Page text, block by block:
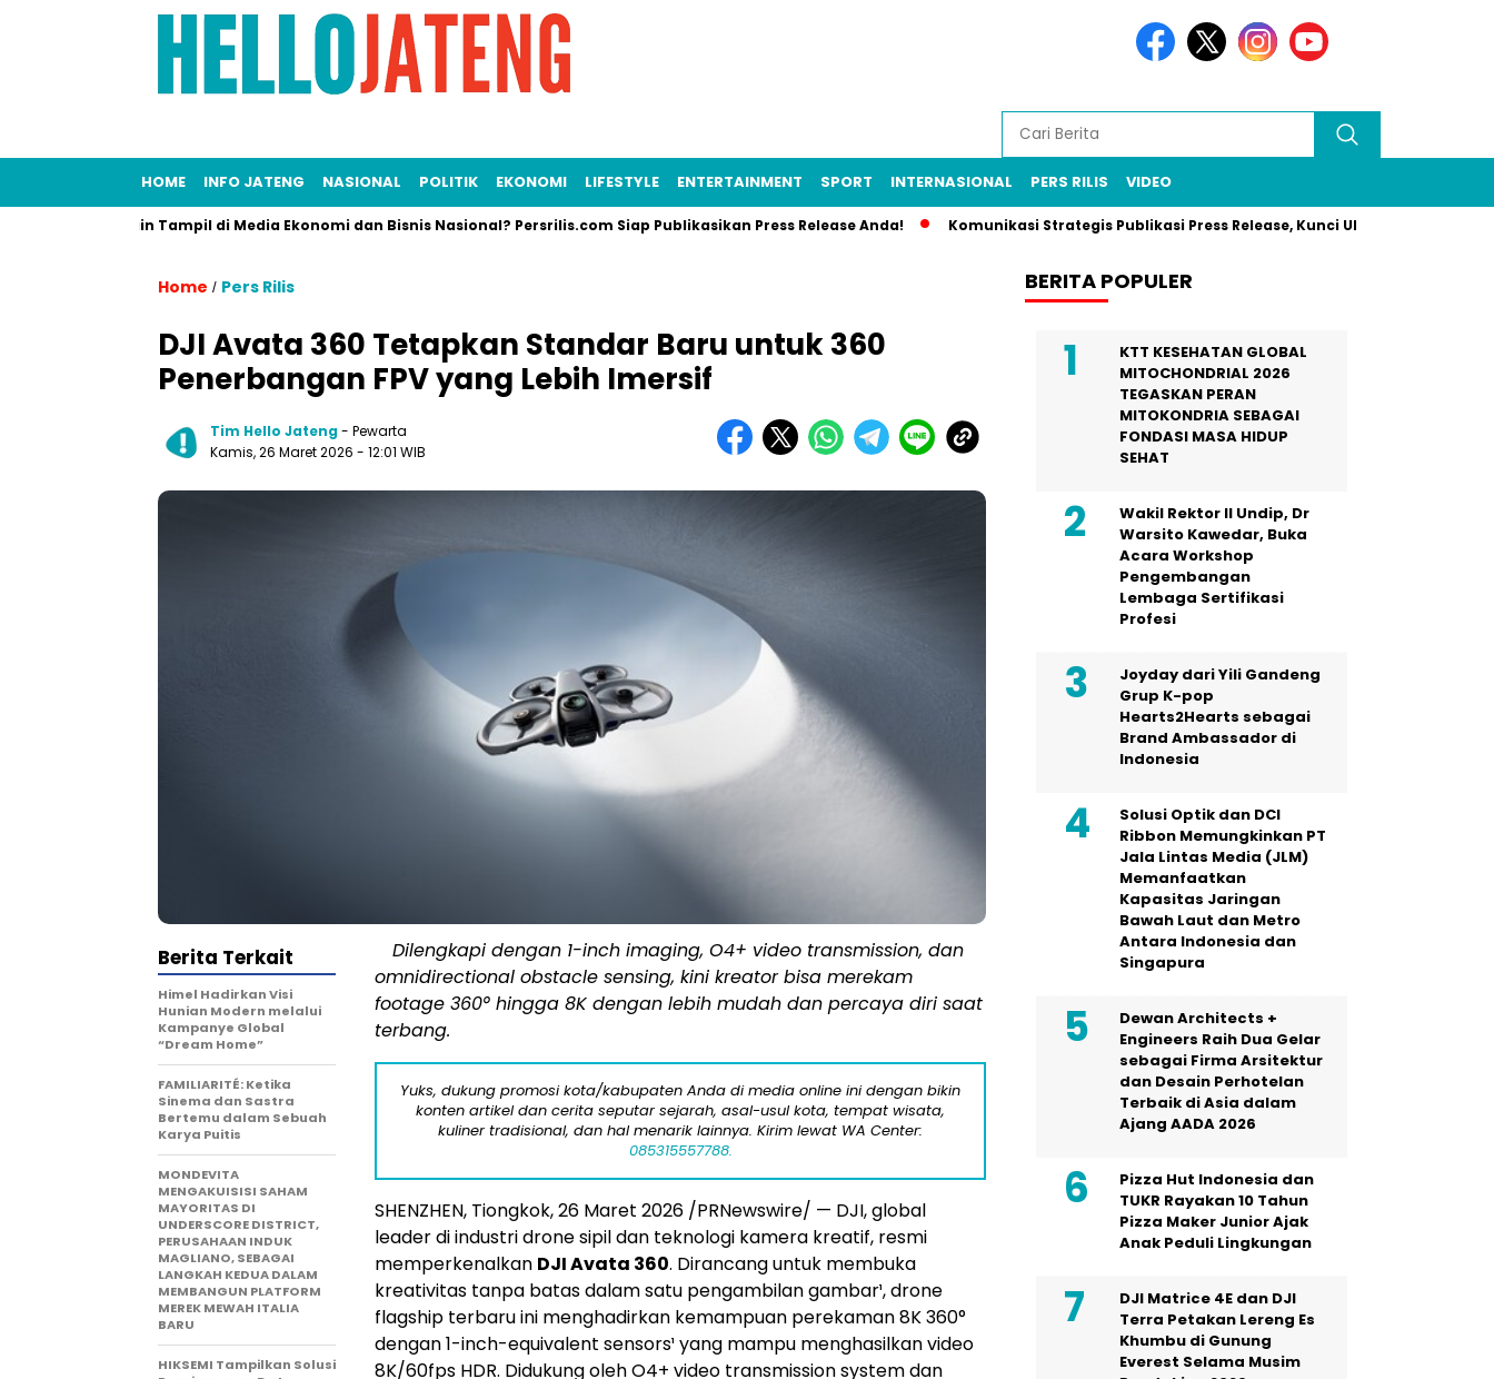
HOME INFO JATENG NASIONAL POLITIK EKONOMI LIFESTYLE ENTERTAINMENT SPORT INTERNASIONAL PERS RILIS VIDEO
Ingin Tampil di Media Ekonomi dan Bisnis Nasional? Persrilis.com Siap Publikasikan Press Release Anda! Komunikasi Strategis Publikasi Press Release, Kunci UMKM Memenangkan
Home / Pers Rilis
DJI Avata 360 Tetapkan Standar Baru untuk 360
Penerbangan FPV yang Lebih Imersif
Tim Hello Jateng- Pewarta
Kamis, 26 Maret 2026 - 12:01 WIB
Dilengkapi dengan 1-inch imaging, O4+ video transmission, dan
omnidirectional obstacle sensing, kini kreator bisa merekam
footage 360° hingga 8K dengan lebih mudah dan percaya diri saat
terbang.
Yuks, dukung promosi kota/kabupaten Anda di media online ini dengan bikin
konten artikel dan cerita seputar sejarah, asal-usul kota, tempat wisata,
kuliner tradisional, dan hal menarik lainnya. Kirim lewat WA Center:
085315557788.
SHENZHEN, Tiongkok,26 Maret 2026 /PRNewswire/ — DJI, global
leader di industri drone sipil dan teknologi kamera kreatif, resmi
memperkenalkan DJI Avata 360. Dirancang untuk membuka
kreativitas tanpa batas dalam satu pengambilan gambar¹, drone
flagship terbaru ini menghadirkan kemampuan perekaman 8K 360°
dengan 1-inch-equivalent sensors¹ yang mampu menghasilkan video
8K/60fps HDR. Didukung oleh O4+ video transmission system dan
Berita Terkait
Himel Hadirkan Visi
Hunian Modern melalui
Kampanye Global
“Dream Home”
FAMILIARITÉ: Ketika
Sinema dan Sastra
Bertemu dalam Sebuah
Karya Puitis
MONDEVITA
MENGAKUISISI SAHAM
MAYORITAS DI
UNDERSCORE DISTRICT,
PERUSAHAAN INDUK
MAGLIANO, SEBAGAI
LANGKAH KEDUA DALAM
MEMBANGUN PLATFORM
MEREK MEWAH ITALIA
BARU
HIKSEMI Tampilkan Solusi
BERITA POPULER
KTT KESEHATAN GLOBAL
MITOCHONDRIAL 2026
TEGASKAN PERAN
MITOKONDRIA SEBAGAI
FONDASI MASA HIDUP
SEHAT
Wakil Rektor II Undip, Dr
Warsito Kawedar, Buka
Acara Workshop
Pengembangan
Lembaga Sertifikasi
Profesi
Joyday dari Yili Gandeng
Grup K-pop
Hearts2Hearts sebagai
Brand Ambassador di
Indonesia
Solusi Optik dan DCI
Ribbon Memungkinkan PT
Jala Lintas Media (JLM)
Memanfaatkan
Kapasitas Jaringan
Bawah Laut dan Metro
Antara Indonesia dan
Singapura
Dewan Architects +
Engineers Raih Dua Gelar
sebagai Firma Arsitektur
dan Desain Perhotelan
Terbaik di Asia dalam
Ajang AADA 2026
Pizza Hut Indonesia dan
TUKR Rayakan 10 Tahun
Pizza Maker Junior Ajak
Anak Peduli Lingkungan
DJI Matrice 4E dan DJI
Terra Petakan Lereng Es
Khumbu di Gunung
Everest Selama Musim